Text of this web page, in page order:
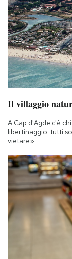
Il villaggio
A Cap d'Agde c'è
libertinaggio: tutti
vietare»